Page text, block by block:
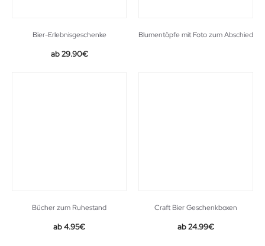
Bier-Erlebnisgeschenke
29.90€
Blumentöpfe mit Foto zum Abschied
Bücher zum Ruhestand
4.95€
Craft Bier Geschenkboxen
24.99€